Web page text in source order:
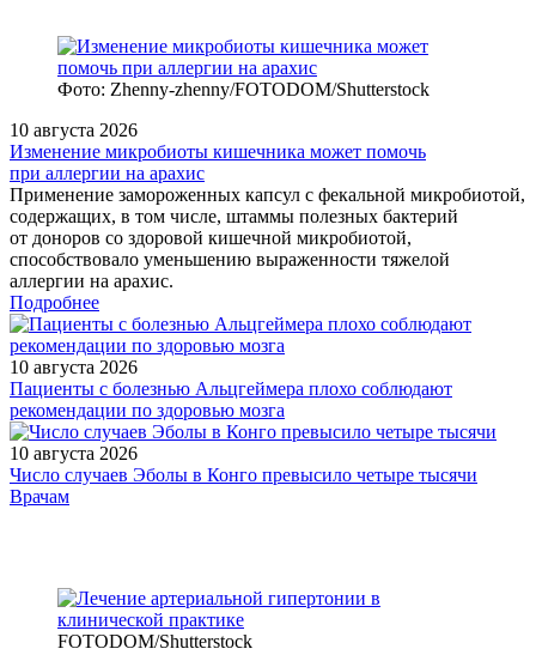
Фото: Zhenny-zhenny/FOTODOM/Shutterstock
10 августа 2026
Изменение микробиоты кишечника может помочь
при аллергии на арахис
Применение замороженных капсул с фекальной микробиотой,
содержащих, в том числе, штаммы полезных бактерий
от доноров со здоровой кишечной микробиотой,
способствовало уменьшению выраженности тяжелой
аллергии на арахис.
Подробнее
10 августа 2026
Пациенты с болезнью Альцгеймера плохо соблюдают
рекомендации по здоровью мозга
10 августа 2026
Число случаев Эболы в Конго превысило четыре тысячи
/doctor/gynaecology/lechenie-vulvovaginalnogo-kandidoza/
Врачам
FOTODOM/Shutterstock